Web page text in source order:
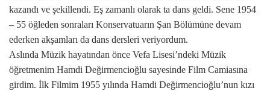
kazandı ve şekillendi. Eş zamanlı olarak ta dans geldi. Sene 1954
– 55 öğleden sonraları Konservatuarın Şan Bölümüne devam
ederken akşamları da dans dersleri veriyordum.
Aslında Müzik hayatından önce Vefa Lisesi’ndeki Müzik
öğretmenim Hamdi Değirmencioğlu sayesinde Film Camiasına
girdim. İlk Filmim 1955 yılında Hamdi Değirmencioğlu’nun kızı